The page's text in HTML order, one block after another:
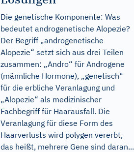
Die genetische Komponente: Was
bedeutet androgenetische Alopezie?
Der Begriff „androgenetische
Alopezie“ setzt sich aus drei Teilen
zusammen: „Andro“ für Androgene
(männliche Hormone), „genetisch“
für die erbliche Veranlagung und
„Alopezie“ als medizinischer
Fachbegriff für Haarausfall. Die
Veranlagung für diese Form des
Haarverlusts wird polygen vererbt,
das heißt, mehrere Gene sind daran...